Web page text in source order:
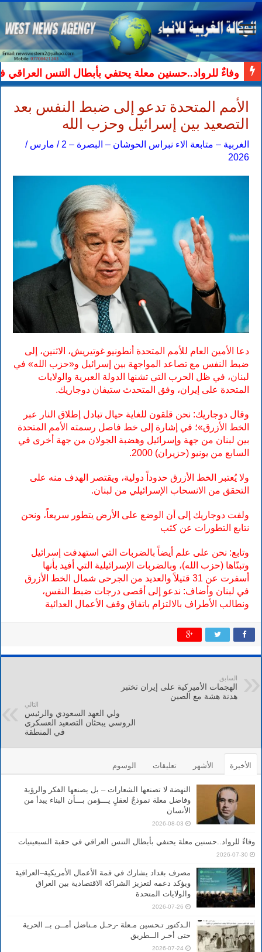
وفاءٌ للرواد..حسنين معلة يحتفي بأبطال التنس العراقي
الأمم المتحدة تدعو إلى ضبط النفس بعد
التصعيد بين إسرائيل وحزب الله
الغربية – متابعة الاء نبراس الحوشان – البصرة – 2 / مارس /
2026
دعا الأمين العام للأمم المتحدة أنطونيو غوتيريش، الاثنين، إلى
ضبط النفس مع تصاعد المواجهة بين إسرائيل و«حزب الله» في
لبنان، في ظل الحرب التي تشنها الدولة العبرية والولايات
المتحدة على إيران، وفق المتحدث ستيفان دوجاريك.
وقال دوجاريك: نحن قلقون للغاية حيال تبادل إطلاق النار عبر
الخط الأزرق»؛ في إشارة إلى خط فاصل رسمته الأمم المتحدة
بين لبنان من جهة وإسرائيل وهضبة الجولان من جهة أخرى في
السابع من يونيو (حزيران) 2000.
ولا يُعتبر الخط الأزرق حدوداً دولية، ويقتصر الهدف منه على
التحقق من الانسحاب الإسرائيلي من لبنان.
ولفت دوجاريك إلى أن الوضع على الأرض يتطور سريعاً، ونحن
نتابع التطورات عن كثب
وتابع: نحن على علم أيضاً بالضربات التي استهدفت إسرائيل
وتبنّاها (حزب الله)، وبالضربات الإسرائيلية التي أفيد بأنها
أسفرت عن 31 قتيلاً والعديد من الجرحى شمال الخط الأزرق
في لبنان وأضاف: ندعو إلى أقصى درجات ضبط النفس،
ونطالب الأطراف بالالتزام باتفاق وقف الأعمال العدائية
السابق
الهجمات الأميركية على إيران تختبر
هدنة هشة مع الصين
التالي
ولي العهد السعودي والرئيس
الروسي يبحثان التصعيد العسكري
في المنطقة
الأخيرة الأشهر تعليقات الوسوم
النهضة لا تصنعها الشعارات – بل يصنعها الفكر والرؤية
وفاضل معلة نموذجٌ لعقلٍ يـــؤمن بـــأن البناء يبدأ من
الأنسان
2026-08-03
وفاءٌ للرواد..حسنين معلة يحتفي بأبطال التنس العراقي في حقبة السبعينيات
2026-07-30
مصرف بغداد يشارك في قمة الأعمال الأمريكية–العراقية
ويؤكد دعمه لتعزيز الشراكة الاقتصادية بين العراق
والولايات المتحدة
2026-07-26
الـدكتور تـحسين مـعلة -رحـل مـناضل أمــن بــ الحرية
حتى أخـر الــطريق
2026-07-24